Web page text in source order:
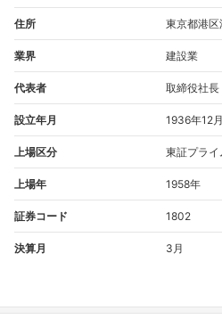
住所 東京都港
業界 建設業
代表者 取締役社
設立年月 1936年12月
上場区分 東証プライ
上場年 1958年
証券コード 1802
決算月 3月